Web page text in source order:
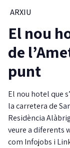
ARXIU
El nou
de
punt
El nou hotel que
la carretera de
Residència
veure a diferents
com Infojobs i